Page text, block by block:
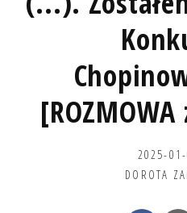
[ROZMOWA
2025-01-
DOROTA